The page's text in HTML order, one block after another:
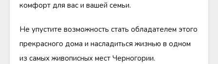
комфорт для вас и вашей семьи.
Не упустите возможность стать обладателем этого
прекрасного дома и насладиться жизнью в одном
из самых живописных мест Черногории.